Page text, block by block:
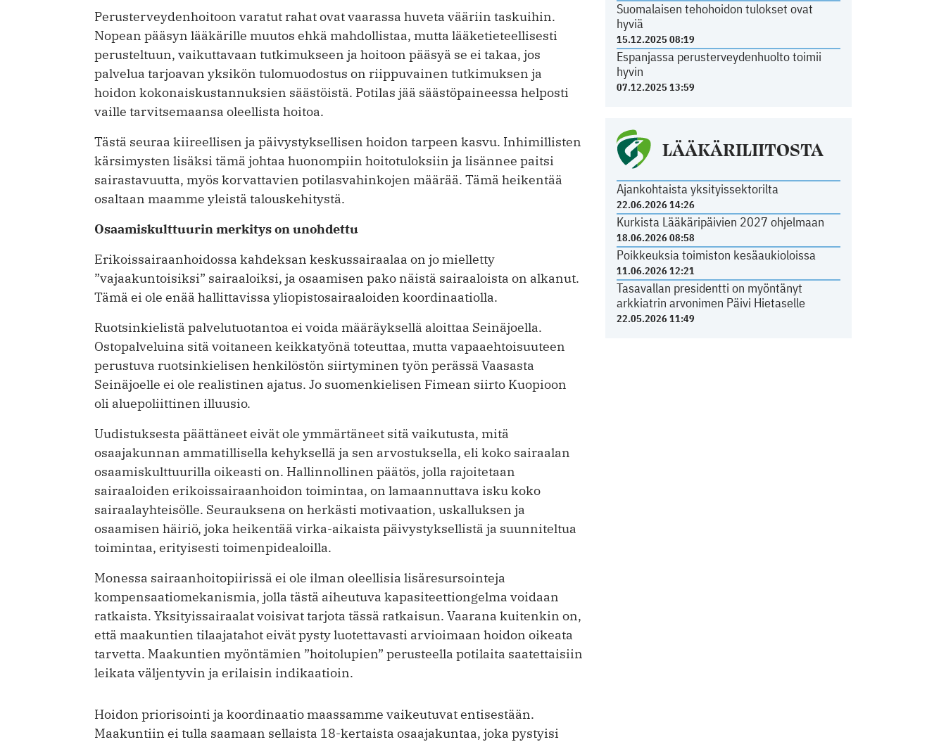
Suomalaisen tehohoidon tulokset ovat
hyviä
15.12.2025 08:19
Espanjassa perusterveydenhuolto toimii
hyvin
07.12.2025 13:59
LÄÄKÄRILIITOSTA
Ajankohtaista yksityissektorilta
22.06.2026 14:26
Kurkista Lääkäripäivien 2027 ohjelmaan
18.06.2026 08:58
Poikkeuksia toimiston kesäaukioloissa
11.06.2026 12:21
Tasavallan presidentti on myöntänyt
arkkiatrin arvonimen Päivi Hietaselle
22.05.2026 11:49
Perusterveydenhoitoon varatut rahat ovat vaarassa huveta vääriin taskuihin.
Nopean pääsyn lääkärille muutos ehkä mahdollistaa, mutta lääketieteellisesti
perusteltuun, vaikuttavaan tutkimukseen ja hoitoon pääsyä se ei takaa, jos
palvelua tarjoavan yksikön tulomuodostus on riippuvainen tutkimuksen ja
hoidon kokonaiskustannuksien säästöistä. Potilas jää säästöpaineessa helposti
vaille tarvitsemaansa oleellista hoitoa.
Tästä seuraa kiireellisen ja päivystyksellisen hoidon tarpeen kasvu. Inhimillisten
kärsimysten lisäksi tämä johtaa huonompiin hoitotuloksiin ja lisännee paitsi
sairastavuutta, myös korvattavien potilasvahinkojen määrää. Tämä heikentää
osaltaan maamme yleistä talouskehitystä.
Osaamiskulttuurin merkitys on unohdettu
Erikoissairaanhoidossa kahdeksan keskussairaalaa on jo mielletty
”vajaakuntoisiksi” sairaaloiksi, ja osaamisen pako näistä sairaaloista on alkanut.
Tämä ei ole enää hallittavissa yliopistosairaaloiden koordinaatiolla.
Ruotsinkielistä palvelutuotantoa ei voida määräyksellä aloittaa Seinäjoella.
Ostopalveluina sitä voitaneen keikkatyönä toteuttaa, mutta vapaaehtoisuuteen
perustuva ruotsinkielisen henkilöstön siirtyminen työn perässä Vaasasta
Seinäjoelle ei ole realistinen ajatus. Jo suomenkielisen Fimean siirto Kuopioon
oli aluepoliittinen illuusio.
Uudistuksesta päättäneet eivät ole ymmärtäneet sitä vaikutusta, mitä
osaajakunnan ammatillisella kehyksellä ja sen arvostuksella, eli koko sairaalan
osaamiskulttuurilla oikeasti on. Hallinnollinen päätös, jolla rajoitetaan
sairaaloiden erikoissairaanhoidon toimintaa, on lamaannuttava isku koko
sairaalayhteisölle. Seurauksena on herkästi motivaation, uskalluksen ja
osaamisen häiriö, joka heikentää virka-aikaista päivystyksellistä ja suunniteltua
toimintaa, erityisesti toimenpidealoilla.
Monessa sairaanhoitopiirissä ei ole ilman oleellisia lisäresursointeja
kompensaatiomekanismia, jolla tästä aiheutuva kapasiteettiongelma voidaan
ratkaista. Yksityissairaalat voisivat tarjota tässä ratkaisun. Vaarana kuitenkin on,
että maakuntien tilaajatahot eivät pysty luotettavasti arvioimaan hoidon oikeata
tarvetta. Maakuntien myöntämien ”hoitolupien” perusteella potilaita saatettaisiin
leikata väljentyvin ja erilaisin indikaatioin.
Hoidon priorisointi ja koordinaatio maassamme vaikeutuvat entisestään.
Maakuntiin ei tulla saamaan sellaista 18-kertaista osaajakuntaa, joka pystyisi